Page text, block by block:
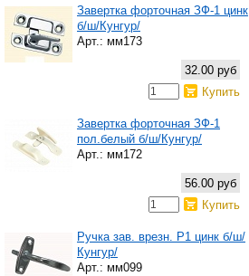
Завертка форточная ЗФ-1 цинк
б/ш/Кунгур/
Арт.: мм173
32.00 руб
Купить
Завертка форточная ЗФ-1
пол.белый б/ш/Кунгур/
Арт.: мм172
56.00 руб
Купить
Ручка зав. врезн. Р1 цинк б/ш/
Кунгур/
Арт.: мм099